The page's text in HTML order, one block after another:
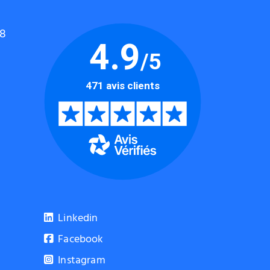
Linkedin
Facebook
Instagram